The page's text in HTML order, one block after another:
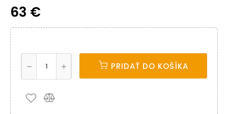
63 €
PRIDAŤ DO KOŠÍKA